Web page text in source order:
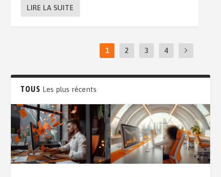
LIRE LA SUITE
1 2 3 4
TOUS Les plus récents